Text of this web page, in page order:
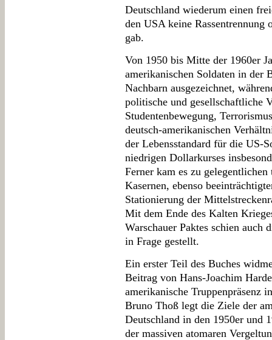
Deutschland wiederum einen
den USA keine
gab.
Von 1950 bis Mitte der 1960er
amerikanischen Soldaten in der
Nachbarn ausgezeichnet,
politische und gesellschaftliche
Studentenbewegung,
deutsch-amerikanischen
der Lebensstandard für die US-
niedrigen Dollarkurses
Ferner kam es zu
Kasernen, ebenso
Stationierung der
Mit dem Ende des Kalten
Warschauer Paktes schien auch
in Frage gestellt.
Ein erster Teil des Buches
Beitrag von Hans-Joachim
amerikanische Truppenpräsenz
Bruno Thoß legt die Ziele der
Deutschland in den 1950er und
der massiven atomaren